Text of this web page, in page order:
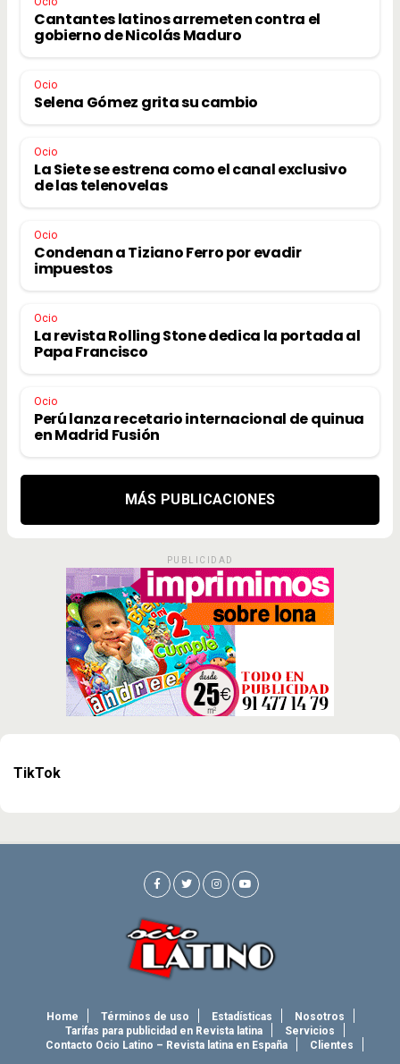
Cantantes latinos arremeten contra el
gobierno de Nicolás Maduro
Ocio
Selena Gómez grita su cambio
Ocio
La Siete se estrena como el canal exclusivo
de las telenovelas
Ocio
Condenan a Tiziano Ferro por evadir
impuestos
Ocio
La revista Rolling Stone dedica la portada al
Papa Francisco
Ocio
Perú lanza recetario internacional de quinua
en Madrid Fusión
MÁS PUBLICACIONES
PUBLICIDAD
TikTok
Home Términos de uso Estadísticas
Nosotros
Tarifas para publicidad en Revista latina
Servicios
Contacto Ocio Latino – Revista latina en España
Clientes